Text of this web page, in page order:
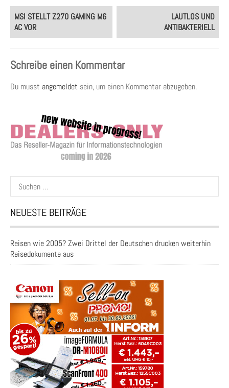
Post
navigation
MSI STELLT Z270 GAMING M6
AC VOR
LAUTLOS UND
ANTIBAKTERIELL
Schreibe einen Kommentar
Du musst angemeldet sein, um einen Kommentar abzugeben.
Suchen
nach:
NEUESTE BEITRÄGE
Reisen wie 2005? Zwei Drittel der Deutschen drucken weiterhin
Reisedokumente aus